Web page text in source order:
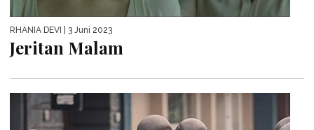
RHANIA DEVI | 3 Juni 2023
Jeritan Malam